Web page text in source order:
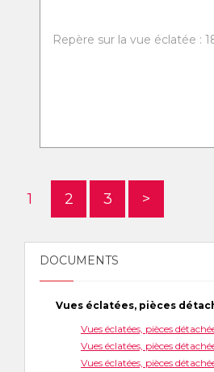
Repère sur la vue éclatée :
1 2 3 >
DOCUMENTS
Vues éclatées, pièces
Vues éclatées, pièces
Vues éclatées, pièces
Vues éclatées, pièces